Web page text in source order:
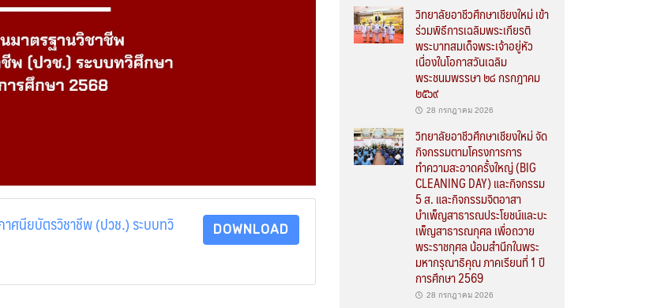
าศนียบัตรวิชาชีพ (ปวช.) ระบบทวิ DOWNLOAD
วิทยาลัยอาชีวศึกษาเชียงใหม่ เข้า
ร่วมพิธีการเฉลิมพระเกียรติ
พระบาทสมเด็จพระเจ้าอยู่หัว
เนื่องในโอกาสวันเฉลิม
พระชนมพรรษา ๒๘ กรกฎาคม
๒๕๖๙
28 กรกฎาคม 2026
วิทยาลัยอาชีวศึกษาเชียงใหม่ จัด
กิจกรรมตามโครงการการ
ทำความสะอาดครั้งใหญ่ (BIG
CLEANING DAY) และกิจกรรม
5 ส. และกิจกรรมจิตอาสา
บำเพ็ญสาธารณประโยชน์และบะ
เพ็ญสาธารณกุศล เพื่อถวาย
พระราชกุศล น้อมสำนึกในพระ
มหากรุณาธิคุณ ภาคเรียนที่ 1 ปี
การศึกษา 2569
28 กรกฎาคม 2026